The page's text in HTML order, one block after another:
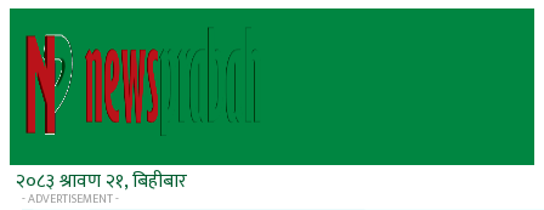
२०८३ श्रावण २१, बिहीबार
- ADVERTISEMENT -